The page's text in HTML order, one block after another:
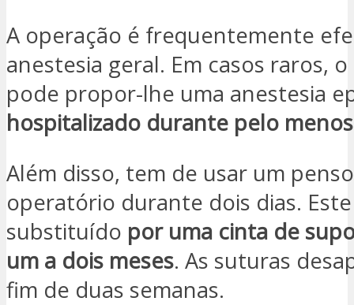
A operação é frequentemente
anestesia geral. Em casos raros,
pode propor-lhe uma anestesia
hospitalizado durante pelo
Além disso, tem de usar um
operatório durante dois dias.
substituído por uma cinta de
um a dois meses. As suturas
fim de duas semanas.